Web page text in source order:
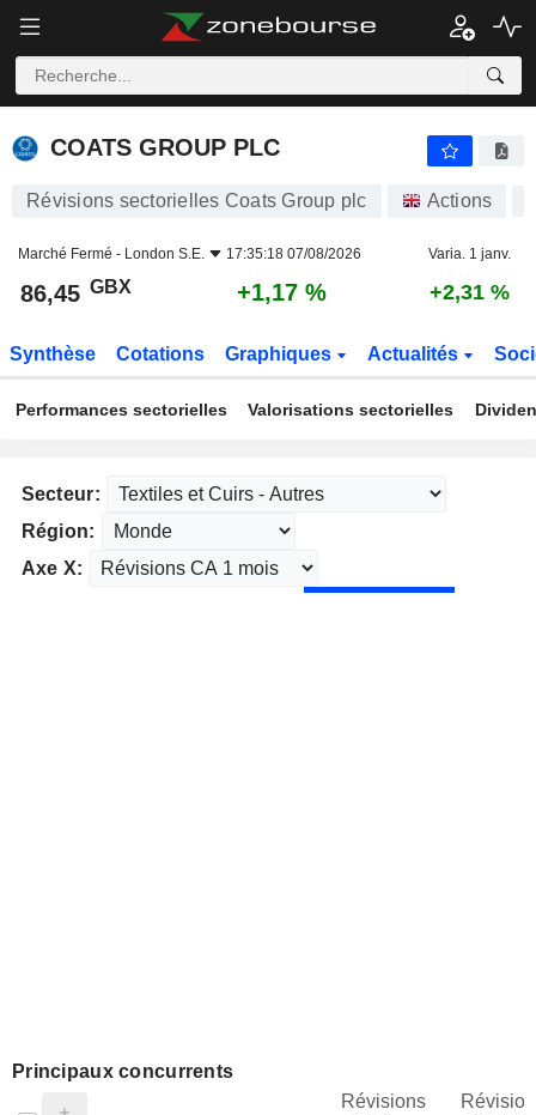
COATS GROUP PLC
COATS GROUP PLC
Révisions sectorielles Coats Group plc Actions
Marché Fermé - London S.E. 17:35:18 07/08/2026 Varia. 1 janv.
86,45 GBX +1,17 % +2,31 %
Synthèse Cotations Graphiques Actualités
Performances sectorielles Valorisations sectorielles
Secteur:
Région:
Axe X:
Principaux concurrents
Révisions